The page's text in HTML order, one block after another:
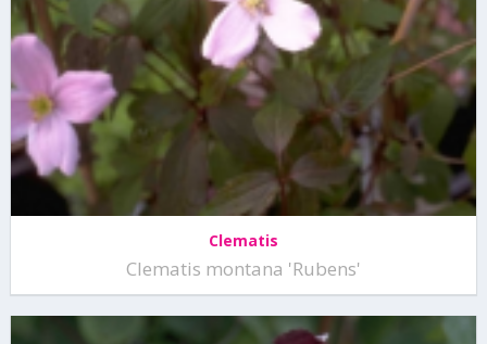
Clematis
Clematis montana 'Rubens'